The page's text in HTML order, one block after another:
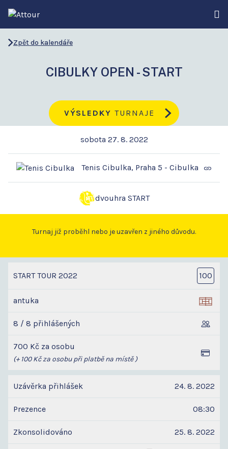
Zpět do kalendáře
CIBULKY OPEN - START
VÝSLEDKY TURNAJE
sobota 27. 8. 2022
Tenis Cibulka, Praha 5 - Cibulka
dvouhra START
Turnaj již proběhl nebo je uzavřen z jiného důvodu.
START TOUR 2022 100
antuka
8 / 8 přihlášených
700 Kč za osobu
(+ 100 Kč za osobu při platbě na místě )
Uzávěrka přihlášek 24. 8. 2022
Prezence 08:30
Zkonsolidováno 25. 8. 2022